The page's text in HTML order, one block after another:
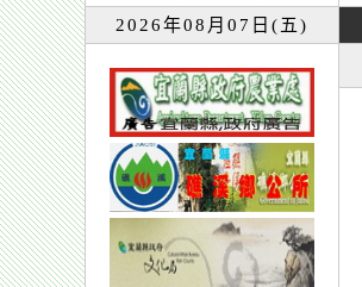
2026年08月07日(五)